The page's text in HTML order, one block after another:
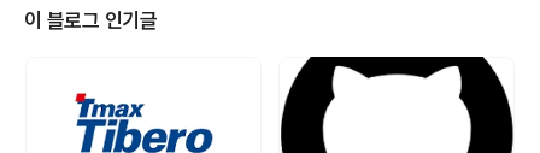
oard의 가장 자리를 0으로 감싸준다. Index out of ran
ge 오류를 쉽게 피하기 위해서 입니다. func wrapBoar
이 블로그 인기글